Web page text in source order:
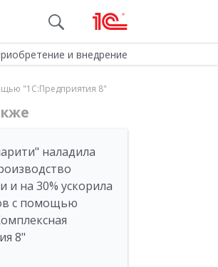
и внедрение
"1С:Предприятия 8"
наладила
и на 30% ускорила
с помощью
8"